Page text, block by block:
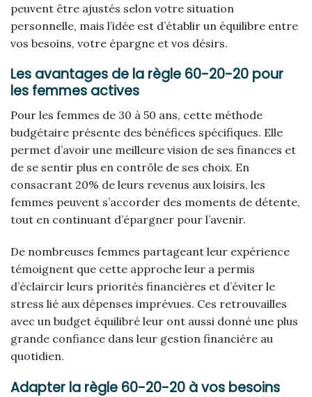
peuvent être ajustés selon votre situation
personnelle, mais l’idée est d’établir un équilibre entre
vos besoins, votre épargne et vos désirs.
Les avantages de la règle 60-20-20 pour
les femmes actives
Pour les femmes de 30 à 50 ans, cette méthode
budgétaire présente des bénéfices spécifiques. Elle
permet d’avoir une meilleure vision de ses finances et
de se sentir plus en contrôle de ses choix. En
consacrant 20% de leurs revenus aux loisirs, les
femmes peuvent s’accorder des moments de détente,
tout en continuant d’épargner pour l’avenir.
De nombreuses femmes partageant leur expérience
témoignent que cette approche leur a permis
d’éclaircir leurs priorités financières et d’éviter le
stress lié aux dépenses imprévues. Ces retrouvailles
avec un budget équilibré leur ont aussi donné une plus
grande confiance dans leur gestion financière au
quotidien.
Adapter la règle 60-20-20 à vos besoins